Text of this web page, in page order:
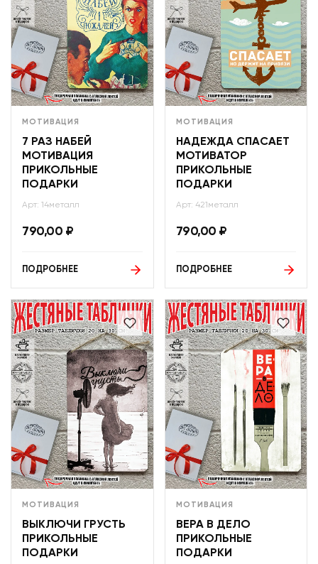
МОТИВАЦИЯ
7 РАЗ НАБЕЙ
МОТИВАЦИЯ
ПРИКОЛЬНЫЕ
ПОДАРКИ
Арт: 14металл
790,00 ₽
ПОДРОБНЕЕ
МОТИВАЦИЯ
НАДЕЖДА СПАСАЕТ
МОТИВАТОР
ПРИКОЛЬНЫЕ
ПОДАРКИ
Арт: 421металл
790,00 ₽
ПОДРОБНЕЕ
МОТИВАЦИЯ
ВЫКЛЮЧИ ГРУСТЬ
ПРИКОЛЬНЫЕ
ПОДАРКИ
МОТИВАЦИЯ
ВЕРА В ДЕЛО
ПРИКОЛЬНЫЕ
ПОДАРКИ